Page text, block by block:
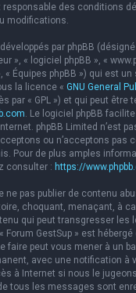
responsable des conditions
modifications.
par phpBB
», « logiciel phpBB », «
« Équipes phpBB ») qui est
la licence « GNU General
par « GPL ») et qui peut être
. Le logiciel phpBB
phpBB Limited n’est
ou n’acceptons pas
Pour de plus amples
consulter : https://
ne pas publier de contenu
choquant, menaçant, à
qui peut transgresser les
Forum GestSup » est
faire peut vous mener à un
avec une notification à
à Internet si nous le
tous les messages sont